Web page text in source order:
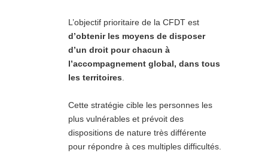
L’objectif prioritaire de la CFDT est
d’obtenir les moyens de disposer
d’un droit pour chacun à
l’accompagnement global, dans tous
les territoires
Cette stratégie cible les personnes les
plus vulnérables et prévoit des
dispositions de nature très différente
pour répondre à ces multiples difficultés.